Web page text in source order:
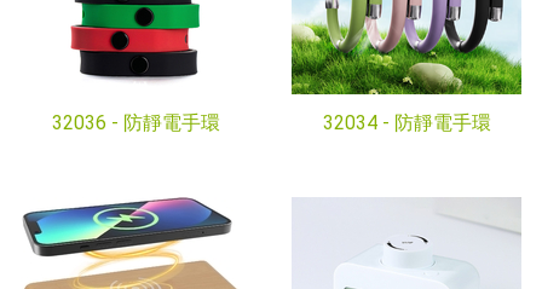
32036 - 防靜電手環 32034 - 防靜電手環